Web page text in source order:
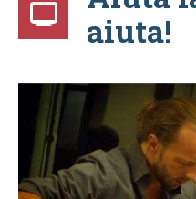
aiuta!